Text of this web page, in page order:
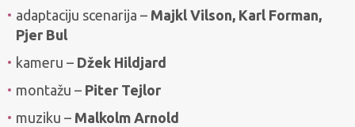
adaptaciju scenarija – Majkl Vilson, Karl Forman,
Pjer Bul
kameru – Džek Hildjard
montažu – Piter Tejlor
muziku – Malkolm Arnold